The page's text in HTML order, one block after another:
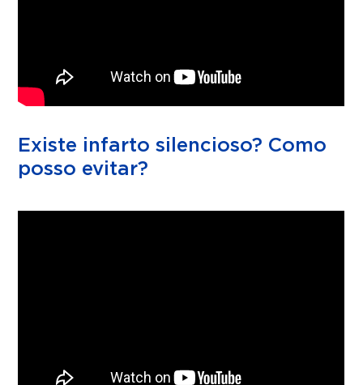
Existe infarto silencioso? Como
posso evitar?